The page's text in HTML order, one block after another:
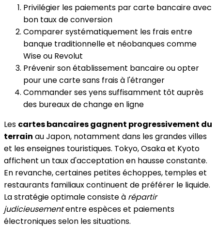
Privilégier les paiements par carte bancaire avec
bon taux de conversion
Comparer systématiquement les frais entre
banque traditionnelle et néobanques comme
Wise ou Revolut
Prévenir son établissement bancaire ou opter
pour une carte sans frais à l'étranger
Commander ses yens suffisamment tôt auprès
des bureaux de change en ligne
Les cartes bancaires gagnent progressivement du
terrain au Japon, notamment dans les grandes villes
et les enseignes touristiques. Tokyo, Osaka et Kyoto
affichent un taux d'acceptation en hausse constante.
En revanche, certaines petites échoppes, temples et
restaurants familiaux continuent de préférer le liquide.
La stratégie optimale consiste à répartir
judicieusemententre espèces et paiements
électroniques selon les situations.